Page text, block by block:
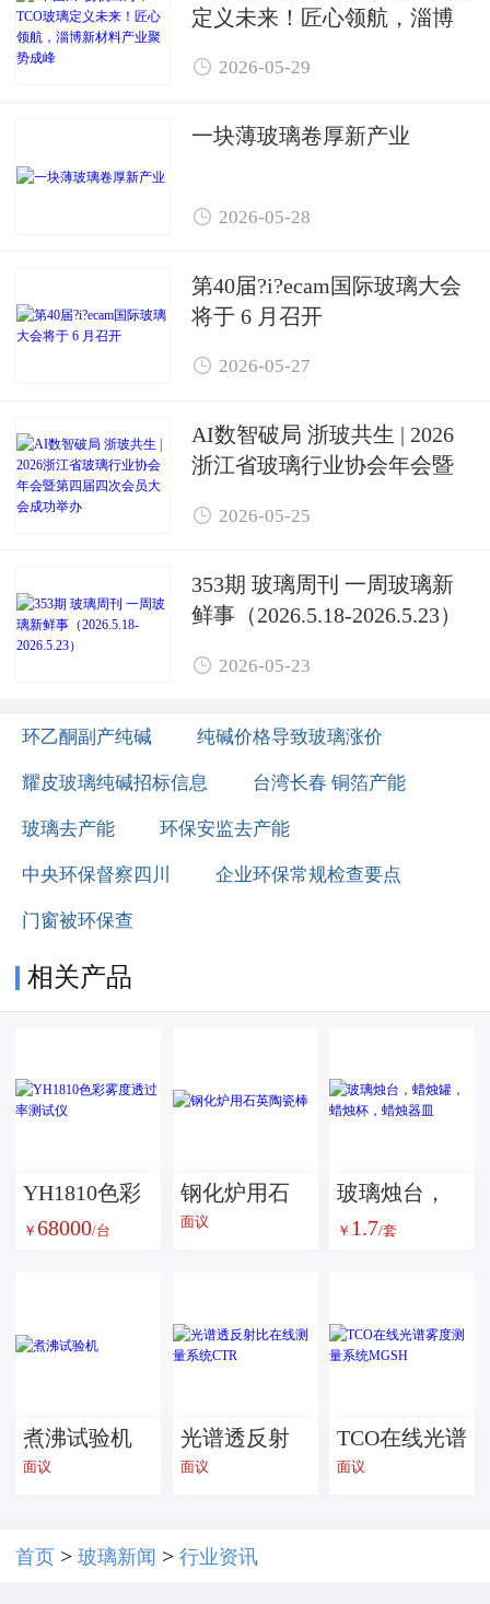
定义未来！匠心领航，淄博
 2026-05-29
一块薄玻璃卷厚新产业
 2026-05-28
第40届?i?ecam国际玻璃大会
将于 6 月召开
 2026-05-27
AI数智破局 浙玻共生 | 2026
浙江省玻璃行业协会年会暨
办
 2026-05-25
353期 玻璃周刊 一周玻璃新
鲜事（2026.5.18-2026.5.23）
 2026-05-23
环乙酮副产纯碱 纯碱价格导致玻璃涨价
耀皮玻璃纯碱招标信息 台湾长春 铜箔产能
玻璃去产能 环保安监去产能
中央环保督察四川 企业环保常规检查要点
门窗被环保查
相关产品
YH1810色彩
雾度透过率
￥ 68000/台
钢化炉用石
英陶瓷棒
面议
玻璃烛台，
蜡烛罐，蜡
￥ 1.7/套
煮沸试验机
面议
光谱透反射
比在线测量
面议
TCO在线光谱
雾度测量系
面议
首页 > 玻璃新闻 > 行业资讯